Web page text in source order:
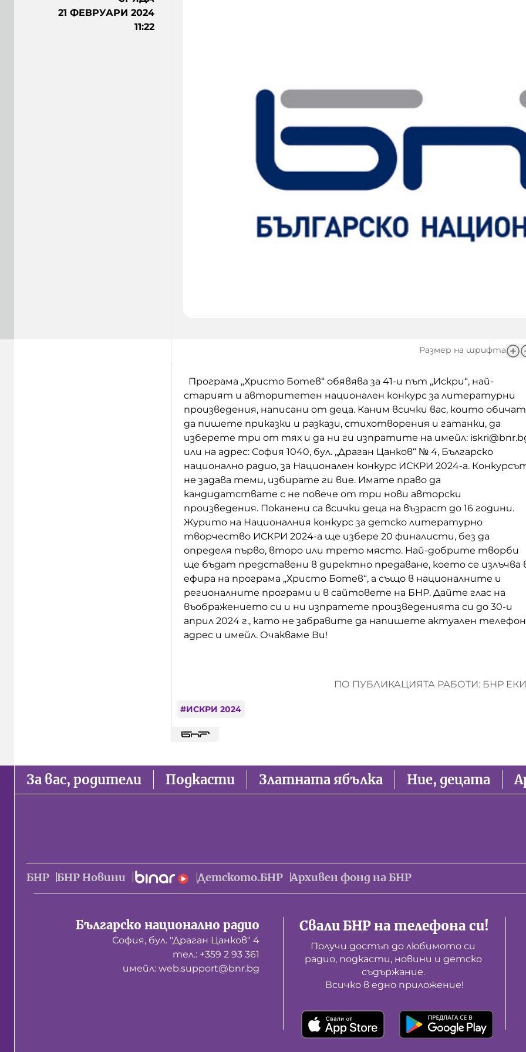
21 ФЕВРУАРИ 2024
11:22
Размер на шрифта
Програма „Христо Ботев“ обявява за 41-и път „Искри“, най-
старият и авторитетен национален конкурс за литературни
произведения, написани от деца. Каним всички вас, които
да пишете приказки и разкази, стихотворения и гатанки, да
изберете три от тях и да ни ги изпратите на имейл:
или на адрес: София 1040, бул. „Драган Цанков“ № 4, Българско
национално радио, за Национален конкурс ИСКРИ 2024-а.
не задава теми, избирате ги вие. Имате право да
кандидатствате с не повече от три нови авторски
произведения. Поканени са всички деца на възраст до 16 години.
Журито на Националния конкурс за детско литературно
творчество ИСКРИ 2024-а ще избере 20 финалисти, без да
определя първо, второ или трето място. Най-добрите творби
ще бъдат представени в директно предаване, което се излъчва
ефира на програма „Христо Ботев“, а също в националните и
регионалните програми и в сайтовете на БНР. Дайте глас на
въображението си и ни изпратете произведенията си до 30-и
април 2024 г., като не забравите да напишете актуален
адрес и имейл. Очакваме Ви!
ПО ПУБЛИКАЦИЯТА РАБОТИ: БНР
#ИСКРИ 2024
За вас, родители Подкасти Златната ябълка Ние, децата
БНР БНР Новини Детското.БНР Архивен фонд на БНР
Българско национално радио
София, бул. "Драган Цанков" 4
тел.: +359 2 93 361
имейл: web.support@bnr.bg
Свали БНР на телефона си!
Получи достъп до любимото си
радио, подкасти, новини и детско
съдържание.
Всичко в едно приложение!